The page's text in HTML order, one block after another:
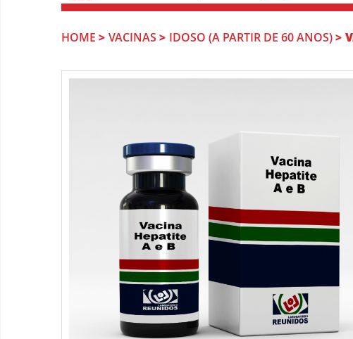
HOME VACINAS IDOSO (A PARTIR DE 60 ANOS)